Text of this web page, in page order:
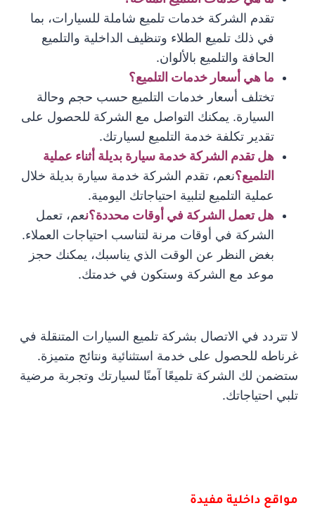
تقدم الشركة خدمات تلميع شاملة للسيارات، بما
في ذلك تلميع الطلاء وتنظيف الداخلية والتلميع
الحافة والتلميع بالألوان.
ما هي أسعار خدمات التلميع؟
تختلف أسعار خدمات التلميع حسب حجم وحالة
السيارة. يمكنك التواصل مع الشركة للحصول على
تقدير تكلفة خدمة التلميع لسيارتك.
هل تقدم الشركة خدمة سيارة بديلة أثناء عملية
التلميع؟نعم، تقدم الشركة خدمة سيارة بديلة خلال
عملية التلميع لتلبية احتياجاتك اليومية.
هل تعمل الشركة في أوقات محددة؟نعم، تعمل
الشركة في أوقات مرنة لتناسب احتياجات العملاء.
بغض النظر عن الوقت الذي يناسبك، يمكنك حجز
موعد مع الشركة وستكون في خدمتك.
لا تتردد في الاتصال بشركة تلميع السيارات المتنقلة في
غرناطه للحصول على خدمة استثنائية ونتائج متميزة.
ستضمن لك الشركة تلميعًا آمنًا لسيارتك وتجربة مرضية
تلبي احتياجاتك.
مواقع داخلية مفيدة